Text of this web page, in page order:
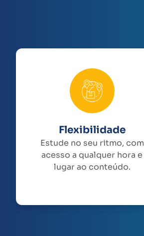
Flexibilidade
Estude no seu ritmo, com
acesso a qualquer hora e
lugar ao conteúdo.